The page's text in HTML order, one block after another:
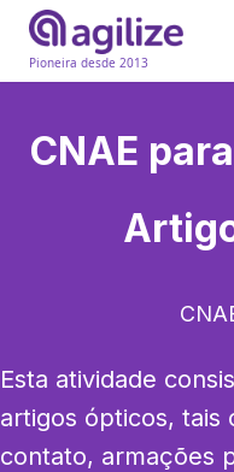
Pioneira desde 2013
CNAE para
Esta atividade
artigos ópticos, tais
contato, armações